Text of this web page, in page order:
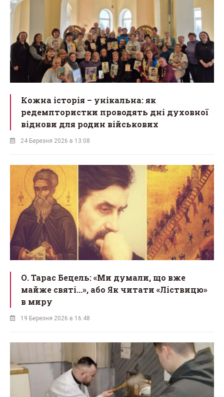
Кожна історія – унікальна: як
редемптористки проводять дні духовної
віднови для родин військових
24 Березня 2026 в 13:08
О. Тарас Бецель: «Ми думали, що вже
майже святі...», або Як читати «Ліствицю»
в миру
19 Березня 2026 в 16:48